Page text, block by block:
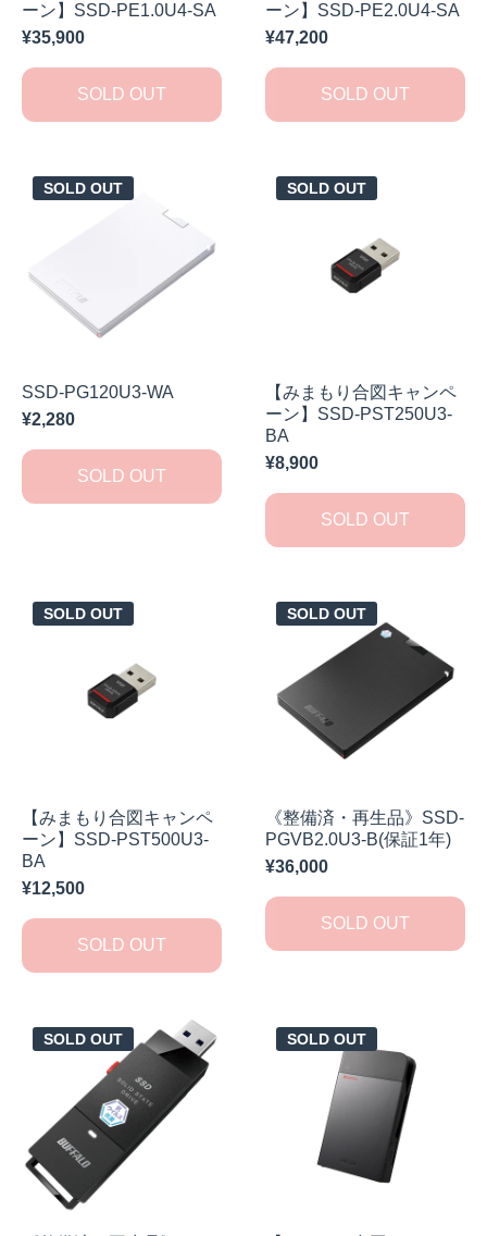
ーン】SSD-PE1.0U4-SA
¥35,900
SOLD OUT
ーン】SSD-PE2.0U4-SA
¥47,200
SOLD OUT
SOLD OUT
SSD-PG120U3-WA
¥2,280
SOLD OUT
SOLD OUT
【みまもり合図キャンペ
ーン】SSD-PST250U3-
BA
¥8,900
SOLD OUT
SOLD OUT
【みまもり合図キャンペ
ーン】SSD-PST500U3-
BA
¥12,500
SOLD OUT
SOLD OUT
《整備済・再生品》SSD-
PGVB2.0U3-B(保証1年)
¥36,000
SOLD OUT
SOLD OUT SOLD OUT